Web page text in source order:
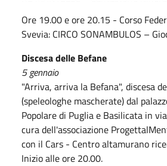
Ore 19.00 e ore 20.15 - Corso
Svevia: CIRCO SONAMBULOS –
Discesa delle Befane
5 gennaio
"Arriva, arriva la Befana", discesa
(speleologhe mascherate) dal
Popolare di Puglia e Basilicata in
cura dell'associazione
con il Cars - Centro altamurano
Inizio alle ore 20.00.